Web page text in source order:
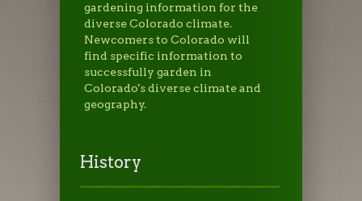
gardening information for the
diverse Colorado climate.
Newcomers to Colorado will
find specific information to
successfully garden in
Colorado's diverse climate and
geography.
History